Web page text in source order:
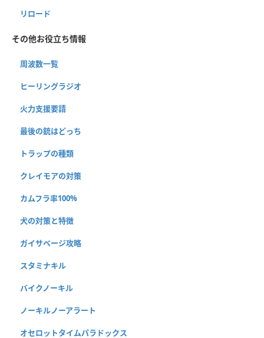
リロード
その他お役立ち情報
周波数一覧
ヒーリングラジオ
火力支援要請
最後の銃はどっち
トラップの種類
クレイモアの対策
カムフラ率100%
犬の対策と特徴
ガイサベージ攻略
スタミナキル
バイクノーキル
ノーキルノーアラート
オセロットタイムパラドックス